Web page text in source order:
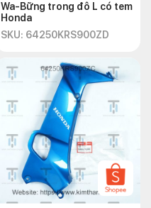
Wa-Bững trong đô L có tem
Honda
SKU: 64250KRS900ZD